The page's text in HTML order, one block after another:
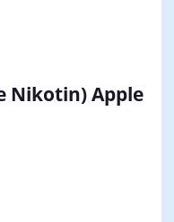
Nikotin) Apple